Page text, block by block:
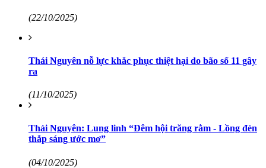
(22/10/2025)
Thái Nguyên nỗ lực khắc phục thiệt hại do bão số 11 gây
ra
(11/10/2025)
Thái Nguyên: Lung linh “Đêm hội trăng rằm - Lồng đèn
thắp sáng ước mơ”
(04/10/2025)